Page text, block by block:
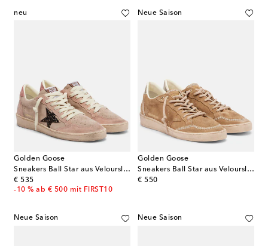
neu
Golden Goose
Sneakers Ball Star aus Veloursleder
€ 535
original price
-10 % ab € 500 mit FIRST10
Neue Saison
Golden Goose
Sneakers Ball Star aus Veloursleder
€ 550
original price
Neue Saison Neue Saison